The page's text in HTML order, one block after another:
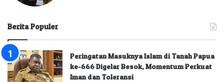
Berita Populer
Peringatan Masuknya Islam di Tanah Papua
ke-666 Digelar Besok, Momentum Perkuat
Iman dan Toleransi